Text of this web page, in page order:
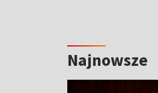
Najnowsze